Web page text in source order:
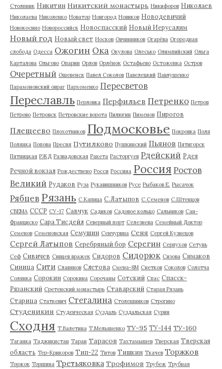
Столпник Никитин Никитский монастырь Никифоров Николаев
Николаева Николенко Новатор Новгород Новиков Новодевичий
Новокосино Новороссийск Новоспасский Новый Иерусалим
Новый год Новый свет Носков Овчинников Огарёва Огородная
слобода Одесса Ожогин Ока Окулова Олесько Олимпийский Ольга
Карталова Ольгово Опарин Орлов Орлёнок Остафьево Остоженка Остров
Очеретный Ошевенск Павел Соколов Павелецкий Павлушенко
Парамоновский овраг Пархоменко Пересветов
Переславль Перловка Перфильев Петренко Петров
Петрово Петровск Петровские ворота Пилюгин Пименов Пирогов
Плещеево Плохотников Подмосковье Покровка Поля
Полянка Попова Пресня Путилково Пушкинский Пьянов Пятигорск
Пятницкая РЖД Развадовская Ракета Расторгуев Рдейский Рдея
Речной вокзал Рождествено Росси Россина Россия Ростов
Великий Рудаков Руза Рукавишников Русе Рыбаков Е. Рысачок
Рябцев Рязань С.Капица С.Латыпов С.Семенов С.Штенцов
СВЕМА СССР СУ-17 Савчук Садиков Садовое кольцо Сальников Сан-
Франциско Сара Тисдейл Северный порт Селезнева Семейный Доктор
Семенов Семеновская Семушин Сенчурина Сеня Сергей Кузнецов
Сергей Латыпов Серебряный бор Серегин Серпухов Сетунь
Сеф Сивичев Сивцев вражек Сидоров Сидорюк Сизова Симаков
Синица Сити Славянов Слетова Смена-8М Снетков Соколов Солотча
Солянка Сорокин Сорокина Сорочаны Сотский Спас Спасск-
Рязанский Сретенский монастырь Ставарский Старая Рязань
Старица Статкевич Стегалина Столешников Строгино
Студеникин Студенческая Суздаль Суздальская Сурин
Сходня Т.Валетина Т.Мельяненко ТУ-95 ТУ-144 ТУ-160
Таганка Таджикистан Таран Тарасов Тахтамышев Тверская Тверская
область Тер-Крикоров Тип-22 Титов Тишкин Ткачев Торжков
Торжок Торшина Третьяковка Трофимов Трубеж Трубная